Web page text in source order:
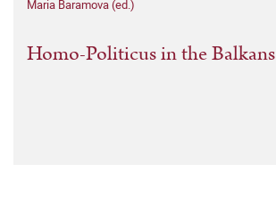
Maria Baramova (ed.)
Homo-Politicus in the Balkans